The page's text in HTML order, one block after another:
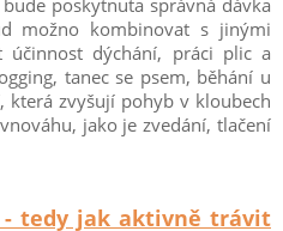
možno kombinovat s jinými
účinnost dýchání, práci plic a
tanec se psem, běhání u
která zvyšují pohyb v kloubech
jako je zvedání, tlačení
- tedy jak aktivně trávit